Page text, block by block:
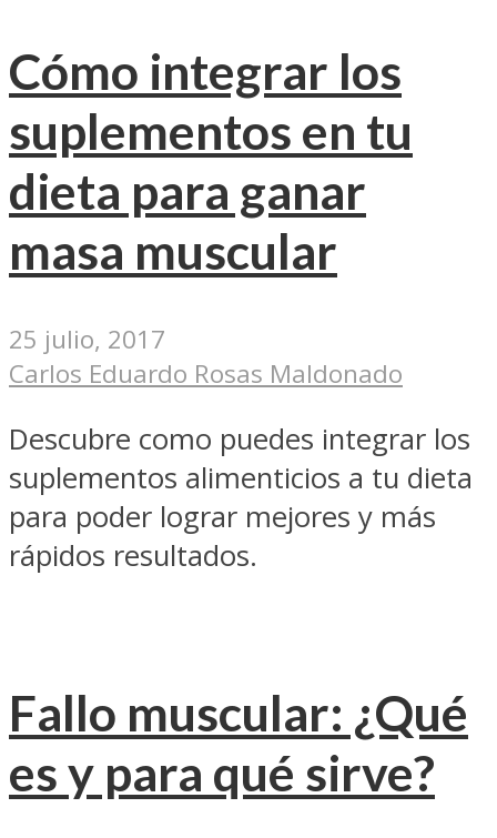
Cómo integrar los
suplementos en tu
dieta para ganar
masa muscular
25 julio, 2017
Carlos Eduardo Rosas Maldonado
Descubre como puedes integrar los
suplementos alimenticios a tu dieta
para poder lograr mejores y más
rápidos resultados.
Fallo muscular: ¿Qué
es y para qué sirve?